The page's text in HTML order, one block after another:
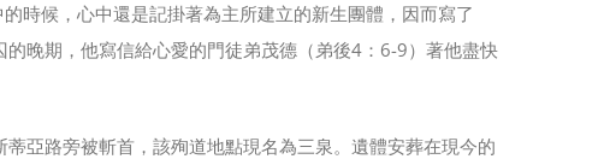
時候，心中還是記掛著為主所建立的新生團體，因而寫了
晚期，他寫信給心愛的門徒弟茂德（弟後4：6-9）著他盡快
亞路旁被斬首，該殉道地點現名為三泉。遺體安葬在現今的